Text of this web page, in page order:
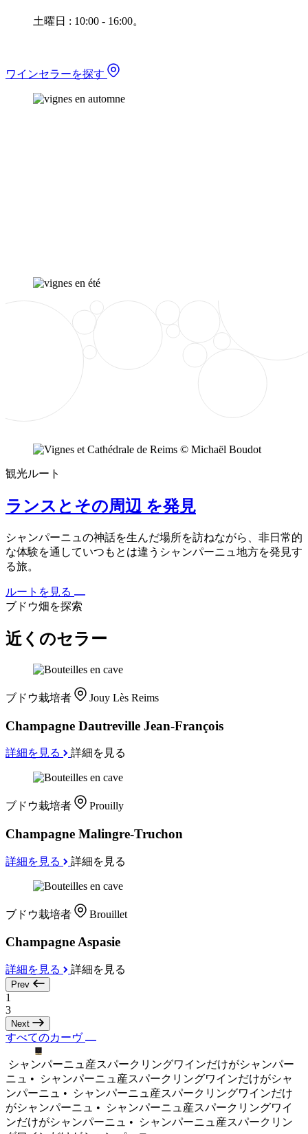
土曜日 : 10:00 - 16:00。
ワインセラーを探す
観光ルート
ランスとその周辺 を発見
シャンパーニュの神話を生んだ場所を訪ねながら、非日常的
な体験を通していつもとは違うシャンパーニュ地方を発見す
る旅。
ルートを見る
ブドウ畑を探索
近くのセラー
ブドウ栽培者 Jouy Lès Reims
Champagne Dautreville Jean-François
詳細を見る 詳細を見る
ブドウ栽培者 Prouilly
Champagne Malingre-Truchon
詳細を見る 詳細を見る
ブドウ栽培者 Brouillet
Champagne Aspasie
詳細を見る 詳細を見る
Prev
1
3
Next
すべてのカーヴ
シャンパーニュ産スパークリングワインだけがシャンパー
ニュ •
シャンパーニュ産スパークリングワインだけがシャ
ンパーニュ •
シャンパーニュ産スパークリングワインだけ
がシャンパーニュ •
シャンパーニュ産スパークリングワイ
ンだけがシャンパーニュ •
シャンパーニュ産スパークリン